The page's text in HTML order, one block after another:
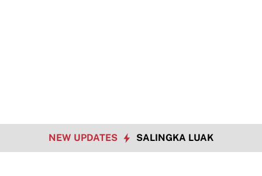
NEW UPDATES SALINGKA LUAK